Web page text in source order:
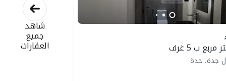
جدة، جدة
شاهد
جميع
العقارات